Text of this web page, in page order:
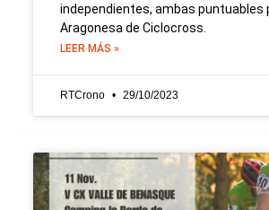
independientes, ambas puntuables
Aragonesa de Ciclocross.
LEER MÁS »
RTCrono 29/10/2023